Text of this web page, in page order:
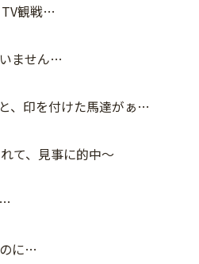
TV観戦…
ません…
、印を付けた馬達がぁ…
て、見事に的中〜
に…